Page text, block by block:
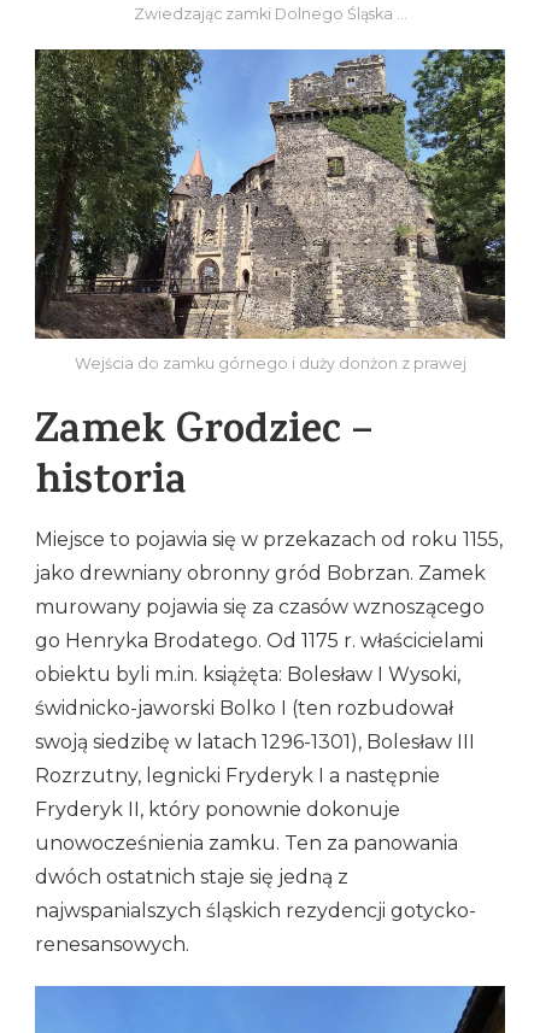
Zwiedzając zamki Dolnego Śląska …
Wejścia do zamku górnego i duży donżon z prawej
Zamek Grodziec –
historia
Miejsce to pojawia się w przekazach od roku 1155,
jako drewniany obronny gród Bobrzan. Zamek
murowany pojawia się za czasów wznoszącego
go Henryka Brodatego. Od 1175 r. właścicielami
obiektu byli m.in. książęta: Bolesław I Wysoki,
świdnicko-jaworski Bolko I (ten rozbudował
swoją siedzibę w latach 1296-1301), Bolesław III
Rozrzutny, legnicki Fryderyk I a następnie
Fryderyk II, który ponownie dokonuje
unowocześnienia zamku. Ten za panowania
dwóch ostatnich staje się jedną z
najwspanialszych śląskich rezydencji gotycko-
renesansowych.